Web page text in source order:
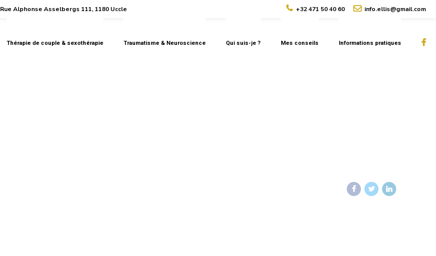
Rue Alphonse Asselbergs 111, 1180 Uccle +32 471 50 40 60 info.ellis@gmail.com
Thérapie de couple & sexothérapie Traumatisme & Neuroscience Qui suis-je ? Mes conseils Informations pratiques